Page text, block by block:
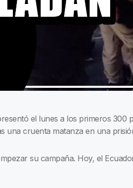
el lunes a los primeros
una cruenta matanza en una
su campaña. Hoy, el